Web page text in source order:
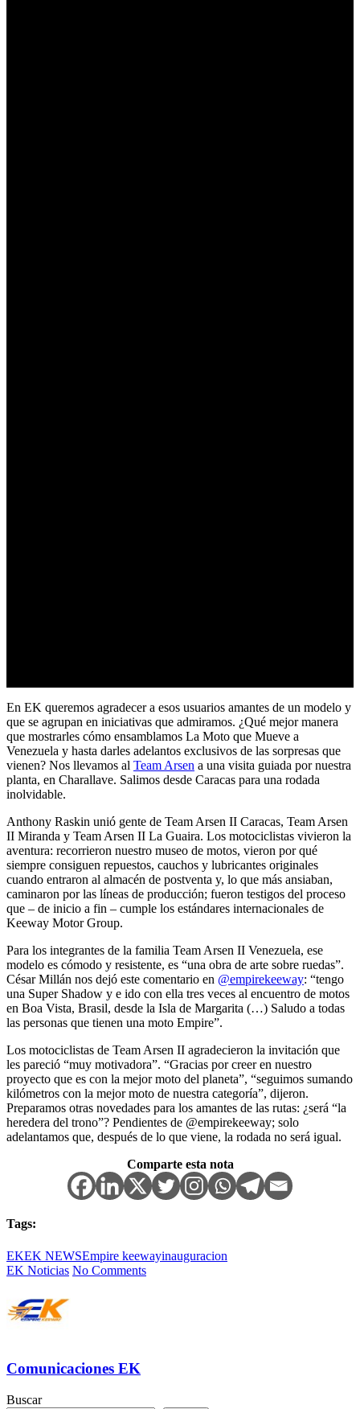
En EK queremos agradecer a esos usuarios amantes de un modelo y
que se agrupan en iniciativas que admiramos. ¿Qué mejor manera
que mostrarles cómo ensamblamos La Moto que Mueve a
Venezuela y hasta darles adelantos exclusivos de las sorpresas que
vienen? Nos llevamos al Team Arsen a una visita guiada por nuestra
planta, en Charallave. Salimos desde Caracas para una rodada
inolvidable.
Anthony Raskin unió gente de Team Arsen II Caracas, Team Arsen
II Miranda y Team Arsen II La Guaira. Los motociclistas vivieron la
aventura: recorrieron nuestro museo de motos, vieron por qué
siempre consiguen repuestos, cauchos y lubricantes originales
cuando entraron al almacén de postventa y, lo que más ansiaban,
caminaron por las líneas de producción; fueron testigos del proceso
que – de inicio a fin – cumple los estándares internacionales de
Keeway Motor Group.
Para los integrantes de la familia Team Arsen II Venezuela, ese
modelo es cómodo y resistente, es “una obra de arte sobre ruedas”.
César Millán nos dejó este comentario en @empirekeeway: “tengo
una Super Shadow y e ido con ella tres veces al encuentro de motos
en Boa Vista, Brasil, desde la Isla de Margarita (…) Saludo a todas
las personas que tienen una moto Empire”.
Los motociclistas de Team Arsen II agradecieron la invitación que
les pareció “muy motivadora”. “Gracias por creer en nuestro
proyecto que es con la mejor moto del planeta”, “seguimos sumando
kilómetros con la mejor moto de nuestra categoría”, dijeron.
Preparamos otras novedades para los amantes de las rutas: ¿será “la
heredera del trono”? Pendientes de @empirekeeway; solo
adelantamos que, después de lo que viene, la rodada no será igual.
Comparte esta nota
Tags:
EKEK NEWSEmpire keewayinauguracion
EK Noticias No Comments
Comunicaciones EK
Buscar